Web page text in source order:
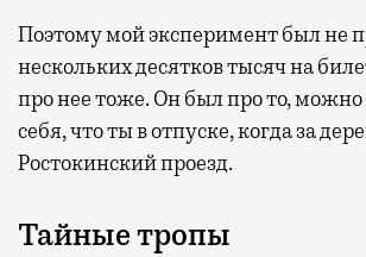
Поэтому мой эксперимент был не
нескольких десятков тысяч на
про нее тоже. Он был про то, можно
себя, что ты в отпуске, когда за
Ростокинский проезд.
Тайные тропы